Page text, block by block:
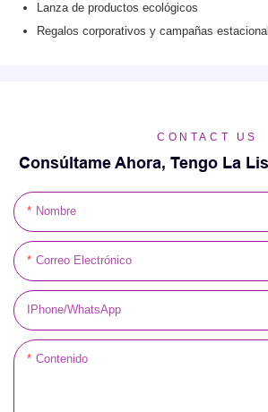
Lanza de productos ecológicos
Regalos corporativos y campañas
CONTACT US
Consúltame Ahora, Tengo La
Nombre
Correo Electrónico
IPhone/WhatsApp
Contenido